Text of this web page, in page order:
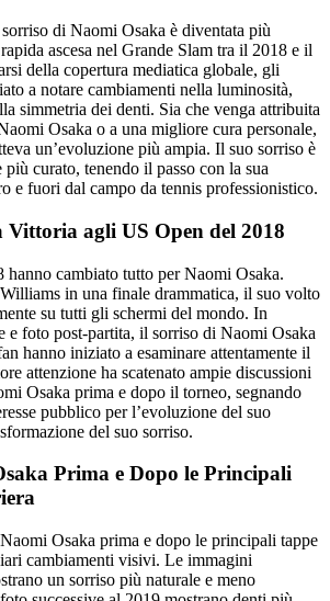
di Naomi Osaka è diventata più
ascesa nel Grande Slam tra il 2018 e il
della copertura mediatica globale, gli
a notare cambiamenti nella luminosità,
simmetria dei denti. Sia che venga attribuita
Osaka o a una migliore cura personale,
un’evoluzione più ampia. Il suo sorriso è
curato, tenendo il passo con la sua
e fuori dal campo da tennis professionistico.
agli US Open del 2018
cambiato tutto per Naomi Osaka.
in una finale drammatica, il suo volto
su tutti gli schermi del mondo. In
e foto post-partita, il sorriso di Naomi Osaka
hanno iniziato a esaminare attentamente il
attenzione ha scatenato ampie discussioni
Osaka prima e dopo il torneo, segnando
pubblico per l’evoluzione del suo
del suo sorriso.
Prima e Dopo le Principali
Osaka prima e dopo le principali tappe
cambiamenti visivi. Le immagini
un sorriso più naturale e meno